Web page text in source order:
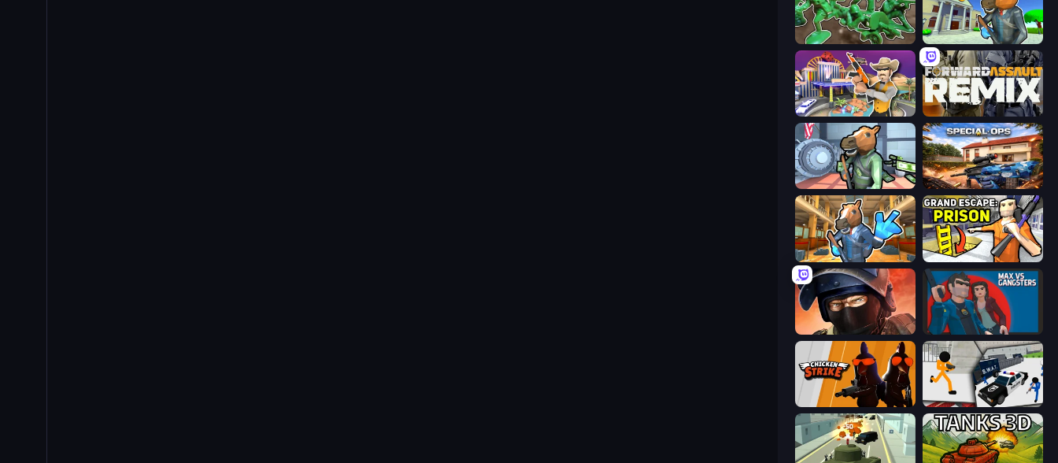
Soldiers - Capture and Control! Bank Robbery 3
Casino Robbery Forward Assault Remix
Bank Robbery Special Ops: GO
Bank Robbery 2 Grand Escape: Prison
Bullet Force Max vs Gangsters
Chicken Strike Stickman Prison: Counter Assault